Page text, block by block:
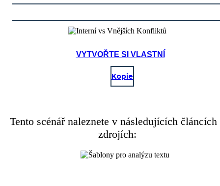
VYTVOŘTE SI VLASTNÍ
Kopie
Tento scénář naleznete v následujících článcích
zdrojích: